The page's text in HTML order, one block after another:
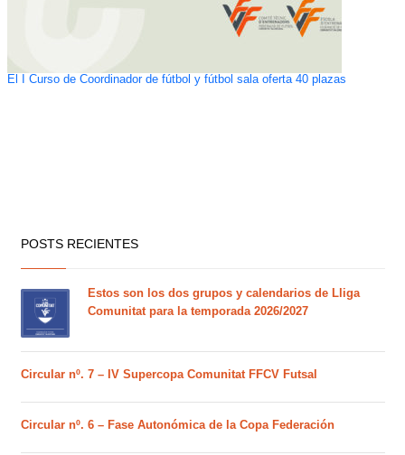
El I Curso de Coordinador de fútbol y fútbol sala oferta 40 plazas
POSTS RECIENTES
Estos son los dos grupos y calendarios de Lliga
Comunitat para la temporada 2026/2027
Circular nº. 7 – IV Supercopa Comunitat FFCV Futsal
Circular nº. 6 – Fase Autonómica de la Copa Federación